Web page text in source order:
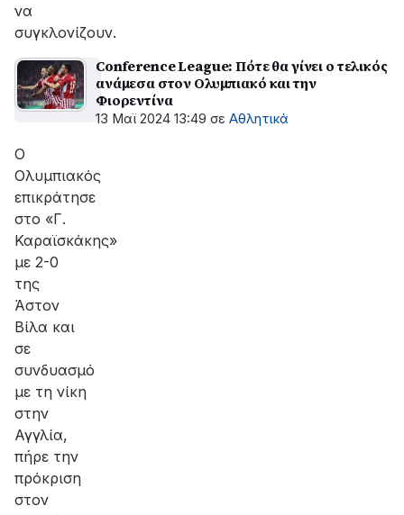
να
συγκλονίζουν.
Conference League: Πότε θα γίνει ο τελικός
ανάμεσα στον Ολυμπιακό και την
Φιορεντίνα
13 Μαϊ 2024 13:49 σε Αθλητικά
Ο
Ολυμπιακός
επικράτησε
στο «Γ.
Καραϊσκάκης»
με 2-0
της
Άστον
Βίλα και
σε
συνδυασμό
με τη νίκη
στην
Αγγλία,
πήρε την
πρόκριση
στον